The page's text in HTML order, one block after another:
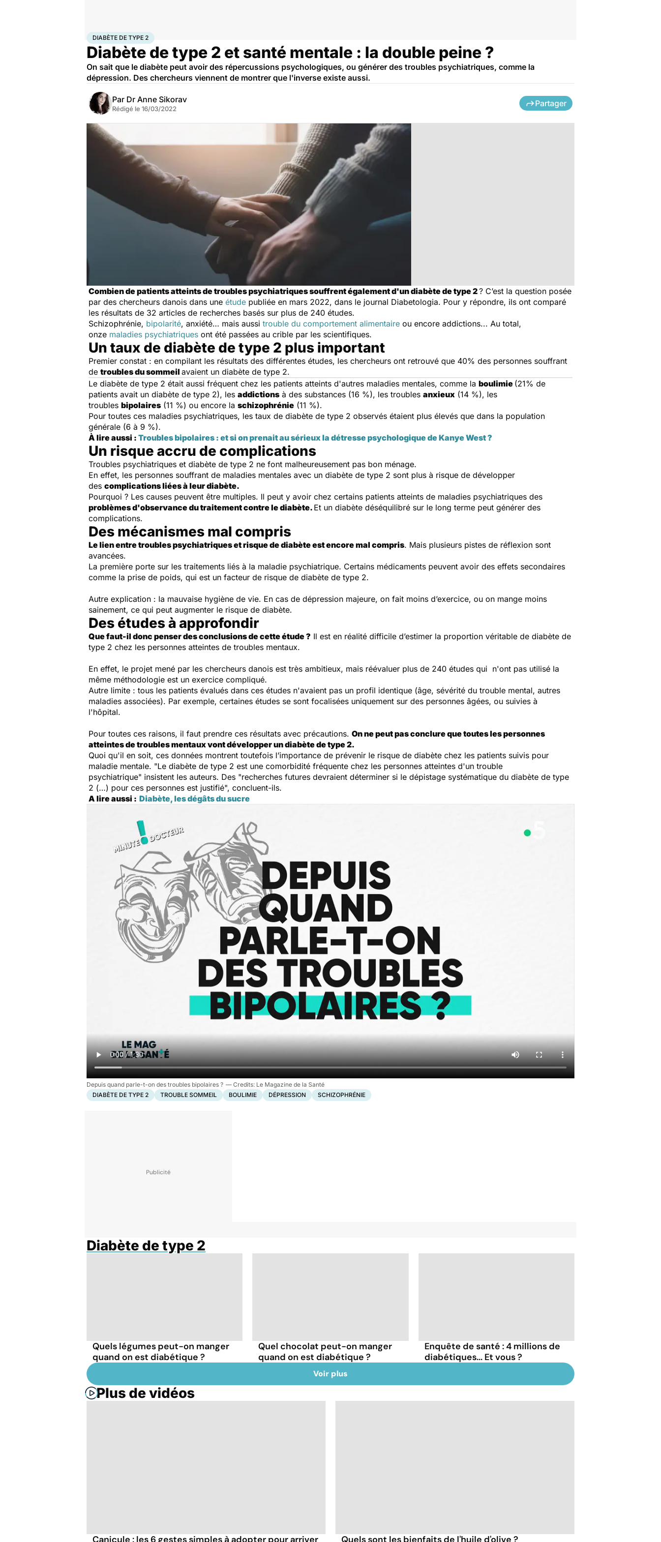
AccueilSantéDiabète de type 2
DIABÈTE DE TYPE 2
Diabète de type 2 et santé mentale : la double peine ?
On sait que le diabète peut avoir des répercussions psychologiques, ou générer des troubles psychiatriques, comme la
dépression. Des chercheurs viennent de montrer que l'inverse existe aussi.
Par Dr Anne Sikorav
Rédigé le 16/03/2022
Partager
Combien de patients atteints de troubles psychiatriques souffrent également d'un diabète de type 2? C’est la question posée
par des chercheurs danois dans une étude publiée en mars 2022, dans le journal Diabetologia. Pour y répondre, ils ont comparé
les résultats de 32 articles de recherches basés sur plus de 240 études.
Schizophrénie, bipolarité, anxiété… mais aussi trouble du comportement alimentaire ou encore addictions... Au total,
onze maladies psychiatriques ont été passées au crible par les scientifiques.
Un taux de diabète de type 2 plus important
Premier constat : en compilant les résultats des différentes études, les chercheurs ont retrouvé que 40% des personnes souffrant
de troubles du sommeil avaient un diabète de type 2.
Le diabète de type 2 était aussi fréquent chez les patients atteints d'autres maladies mentales, comme la boulimie (21% de
patients avait un diabète de type 2), les addictions à des substances (16 %), les troubles anxieux (14 %), les
troubles bipolaires (11 %) ou encore la schizophrénie (11 %).
Pour toutes ces maladies psychiatriques, les taux de diabète de type 2 observés étaient plus élevés que dans la population
générale (6 à 9 %).
À lire aussi : Troubles bipolaires : et si on prenait au sérieux la détresse psychologique de Kanye West ?
Un risque accru de complications
Troubles psychiatriques et diabète de type 2 ne font malheureusement pas bon ménage.
En effet, les personnes souffrant de maladies mentales avec un diabète de type 2 sont plus à risque de développer
des complications liées à leur diabète.
Pourquoi ? Les causes peuvent être multiples. Il peut y avoir chez certains patients atteints de maladies psychiatriques des
problèmes d'observance du traitement contre le diabète. Et un diabète déséquilibré sur le long terme peut générer des
complications.
Des mécanismes mal compris
Le lien entre troubles psychiatriques et risque de diabète est encore mal compris. Mais plusieurs pistes de réflexion sont
avancées.
La première porte sur les traitements liés à la maladie psychiatrique. Certains médicaments peuvent avoir des effets secondaires
comme la prise de poids, qui est un facteur de risque de diabète de type 2.
Autre explication : la mauvaise hygiène de vie. En cas de dépression majeure, on fait moins d’exercice, ou on mange moins
sainement, ce qui peut augmenter le risque de diabète.
Des études à approfondir
Que faut-il donc penser des conclusions de cette étude ? Il est en réalité difficile d’estimer la proportion véritable de diabète de
type 2 chez les personnes atteintes de troubles mentaux.
En effet, le projet mené par les chercheurs danois est très ambitieux, mais réévaluer plus de 240 études qui n'ont pas utilisé la
même méthodologie est un exercice compliqué.
Autre limite : tous les patients évalués dans ces études n'avaient pas un profil identique (âge, sévérité du trouble mental, autres
maladies associées). Par exemple, certaines études se sont focalisées uniquement sur des personnes âgées, ou suivies à
l'hôpital.
Pour toutes ces raisons, il faut prendre ces résultats avec précautions. On ne peut pas conclure que toutes les personnes
atteintes de troubles mentaux vont développer un diabète de type 2.
Quoi qu'il en soit, ces données montrent toutefois l’importance de prévenir le risque de diabète chez les patients suivis pour
maladie mentale. "Le diabète de type 2 est une comorbidité fréquente chez les personnes atteintes d'un trouble
psychiatrique" insistent les auteurs. Des "recherches futures devraient déterminer si le dépistage systématique du diabète de type
2 (…) pour ces personnes est justifié", concluent-ils.
A lire aussi : Diabète, les dégâts du sucre
Depuis quand parle-t-on des troubles bipolaires ?
Le Magazine de la Santé
DIABÈTE DE TYPE 2
TROUBLE SOMMEIL BOULIMIE DÉPRESSION SCHIZOPHRÉNIE
Diabète de type 2
Quels légumes peut-on manger
quand on est diabétique ?
Quel chocolat peut-on manger
quand on est diabétique ?
Enquête de santé : 4 millions de
diabétiques... Et vous ?
Voir plus
Plus de vidéos